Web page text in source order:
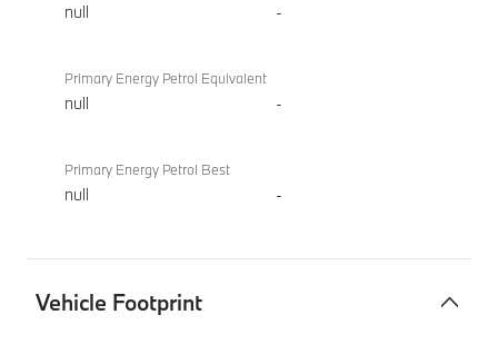
null -
Primary Energy Petrol Equivalent
null -
Primary Energy Petrol Best
null -
Vehicle Footprint